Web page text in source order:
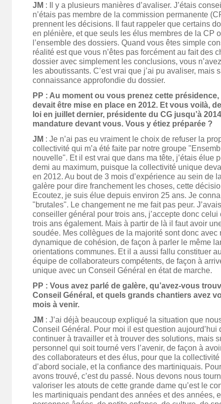
JM : Il y a plusieurs manières d’avaliser. J’étais
n’étais pas membre de la commission permanente
prennent les décisions. Il faut rappeler que certains
en plénière, et que seuls les élus membres de la CP
l’ensemble des dossiers. Quand vous êtes simple
réalité est que vous n’êtes pas forcément au fait des
dossier avec simplement les conclusions, vous
les aboutissants. C’est vrai que j’ai pu avaliser, mais
connaissance approfondie du dossier.
PP : Au moment ou vous prenez cette
devait être mise en place en 2012. Et vous voilà,
loi en juillet dernier, présidente du CG jusqu’à
mandature devant vous. Vous y étiez préparée ?
JM : Je n’ai pas eu vraiment le choix de refuser la
collectivité qui m’a été faite par notre groupe
nouvelle". Et il est vrai que dans ma tête, j’étais élue
demi au maximum, puisque la collectivité unique
en 2012. Au bout de 3 mois d’expérience au sein de
galère pour dire franchement les choses, cette
Ecoutez, je suis élue depuis environ 25 ans. Je
"brutales". Le changement ne me fait pas peur.
conseiller général pour trois ans, j’accepte donc
trois ans également. Mais à partir de là il faut avoir
soudée. Mes collègues de la majorité sont donc avec
dynamique de cohésion, de façon à parler le même
orientations communes. Et il a aussi fallu constituer
équipe de collaborateurs compétents, de façon à
unique avec un Conseil Général en état de marche.
PP : Vous avez parlé de galère, qu’avez-vous
Conseil Général, et quels grands chantiers avez
mois à venir.
JM : J’ai déjà beaucoup expliqué la situation que
Conseil Général. Pour moi il est question aujourd’hui
continuer à travailler et à trouver des solutions, mais
personnel qui soit tourné vers l’avenir, de façon à
des collaborateurs et des élus, pour que la
d’abord sociale, et la confiance des martiniquais.
avons trouvé, c’est du passé. Nous devons nous
valoriser les atouts de cette grande dame qu’est le
les martiniquais pendant des années et des années,